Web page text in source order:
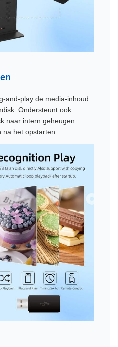
and-play de media-inhoud
Ondersteunt ook
naar intern geheugen.
het opstarten.